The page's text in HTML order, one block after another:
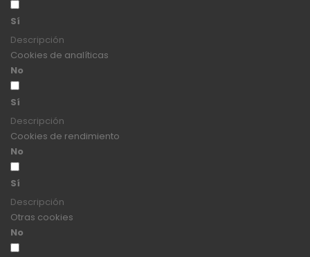
Sí
Descripción
Cookies de analíticas
No
Sí
Descripción
Cookies de rendimiento
No
Sí
Descripción
Otras cookies
No